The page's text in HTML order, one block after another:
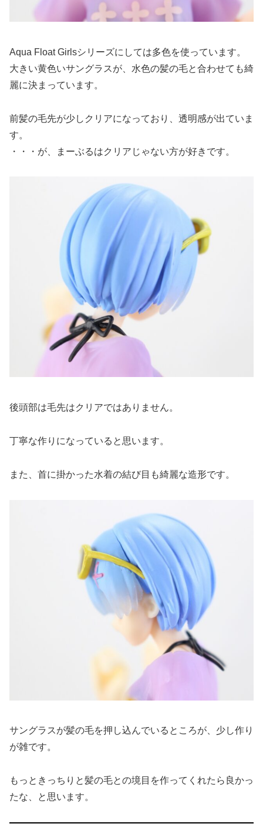
Aqua Float Girlsシリーズにしては多色を使っています。
大きい黄色いサングラスが、水色の髪の毛と合わせても綺
麗に決まっています。
前髪の毛先が少しクリアになっており、透明感が出ていま
す。
・・・が、まーぶるはクリアじゃない方が好きです。
後頭部は毛先はクリアではありません。
丁寧な作りになっていると思います。
また、首に掛かった水着の結び目も綺麗な造形です。
サングラスが髪の毛を押し込んでいるところが、少し作り
が雑です。
もっときっちりと髪の毛との境目を作ってくれたら良かっ
たな、と思います。